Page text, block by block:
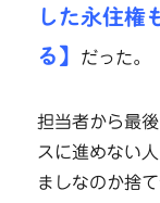
した永住権
る】
だった。
担当者から最
スに進めない
ましなのか捨